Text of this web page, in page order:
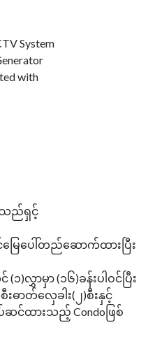
System
with
သည်ရှင့်
ြေပေါ်တည်ဆောက်ထားပြီး
)လွှာမှာ (၁၆)ခန်းပါဝင်ပြီး
စီးဓာတ်လှေခါး(၂)စီးနှင့်
ဆင်ထားသည့် Condoဖြစ်